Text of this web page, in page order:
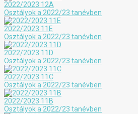
2022/2023 12A
Osztályok a 2022/23 tanévben
2022/2023 11E
Osztályok a 2022/23 tanévben
2022/2023 11D
Osztályok a 2022/23 tanévben
2022/2023 11C
Osztályok a 2022/23 tanévben
2022/2023 11B
Osztályok a 2022/23 tanévben